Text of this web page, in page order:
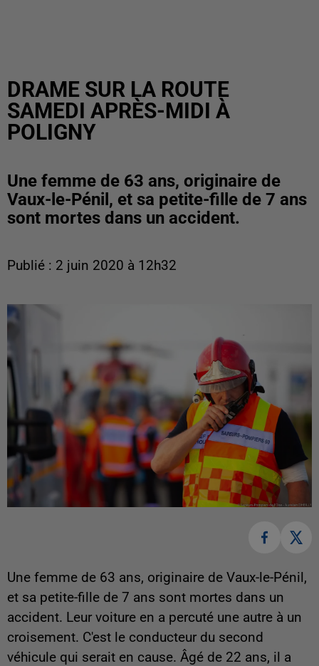
DRAME SUR LA ROUTE
SAMEDI APRÈS-MIDI À
POLIGNY
Une femme de 63 ans, originaire de
Vaux-le-Pénil, et sa petite-fille de 7 ans
sont mortes dans un accident.
Publié : 2 juin 2020 à 12h32
Une femme de 63 ans, originaire de Vaux-le-Pénil,
et sa petite-fille de 7 ans sont mortes dans un
accident. Leur voiture en a percuté une autre à un
croisement. C'est le conducteur du second
véhicule qui serait en cause. Âgé de 22 ans, il a